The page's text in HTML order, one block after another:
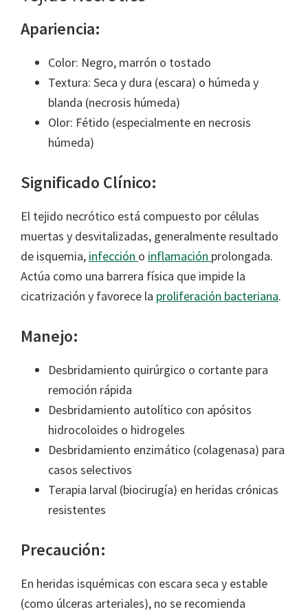
Apariencia:
Color: Negro, marrón o tostado
Textura: Seca y dura (escara) o húmeda y
blanda (necrosis húmeda)
Olor: Fétido (especialmente en necrosis
húmeda)
Significado Clínico:
El tejido necrótico está compuesto por células
muertas y desvitalizadas, generalmente resultado
de isquemia, infección o inflamación prolongada.
Actúa como una barrera física que impide la
cicatrización y favorece la proliferación bacteriana.
Manejo:
Desbridamiento quirúrgico o cortante para
remoción rápida
Desbridamiento autolítico con apósitos
hidrocoloides o hidrogeles
Desbridamiento enzimático (colagenasa) para
casos selectivos
Terapia larval (biocirugía) en heridas crónicas
resistentes
Precaución:
En heridas isquémicas con escara seca y estable
(como úlceras arteriales), no se recomienda